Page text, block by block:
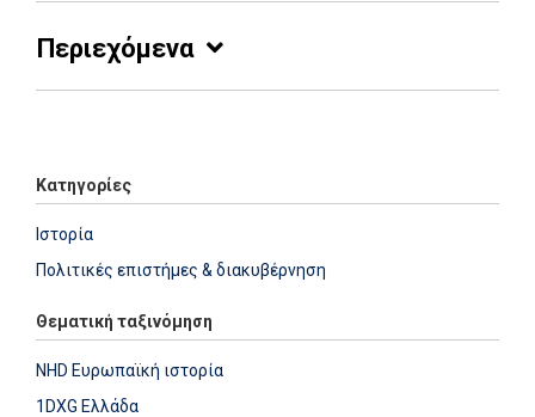
Περιεχόμενα
Κατηγορίες
Ιστορία
Πολιτικές επιστήμες & διακυβέρνηση
Θεματική ταξινόμηση
NHD Ευρωπαϊκή ιστορία
1DXG Ελλάδα